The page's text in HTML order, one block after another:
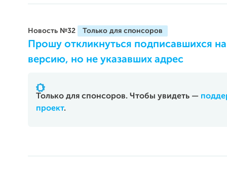
Новость №32
Прошу откликнуться подписавшихся
версию, но не указавших адрес
Только для спонсоров. Чтобы увидеть —
проект.